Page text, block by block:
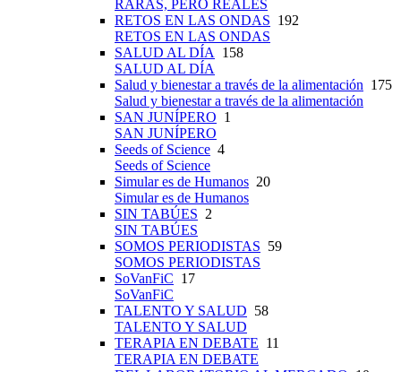
RARAS, PERO REALES
RETOS EN LAS ONDAS 192
RETOS EN LAS ONDAS
SALUD AL DÍA
158
SALUD AL DÍA
Salud y bienestar a través de la alimentación 175
Salud y bienestar a través de la alimentación
SAN JUNÍPERO 1
SAN JUNÍPERO
Seeds of Science 4
Seeds of Science
Simular es de Humanos 20
Simular es de Humanos
SIN TABÚES 2
SIN TABÚES
SOMOS PERIODISTAS 59
SOMOS PERIODISTAS
SoVanFiC 17
SoVanFiC
TALENTO Y SALUD 58
TALENTO Y SALUD
TERAPIA EN DEBATE 11
TERAPIA EN DEBATE